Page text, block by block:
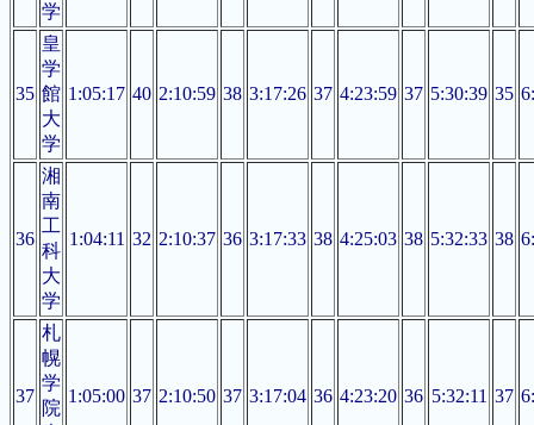
学
35
皇
学
館
大
学
1:05:17 40 2:10:59 38 3:17:26 37 4:23:59 37 5:30:39 35
36
湘
南
工
科
大
学
1:04:11 32 2:10:37 36 3:17:33 38 4:25:03 38 5:32:33 38
37
札
幌
学
院
1:05:00 37 2:10:50 37 3:17:04 36 4:23:20 36 5:32:11 37